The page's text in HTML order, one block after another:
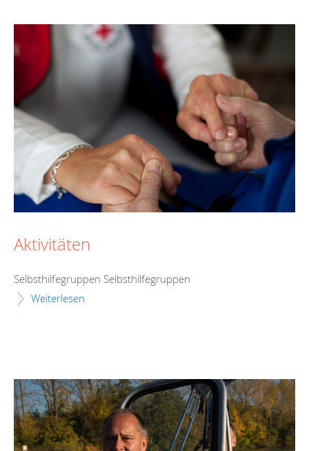
Aktivitäten
Selbsthilfegruppen Selbsthilfegruppen
Weiterlesen